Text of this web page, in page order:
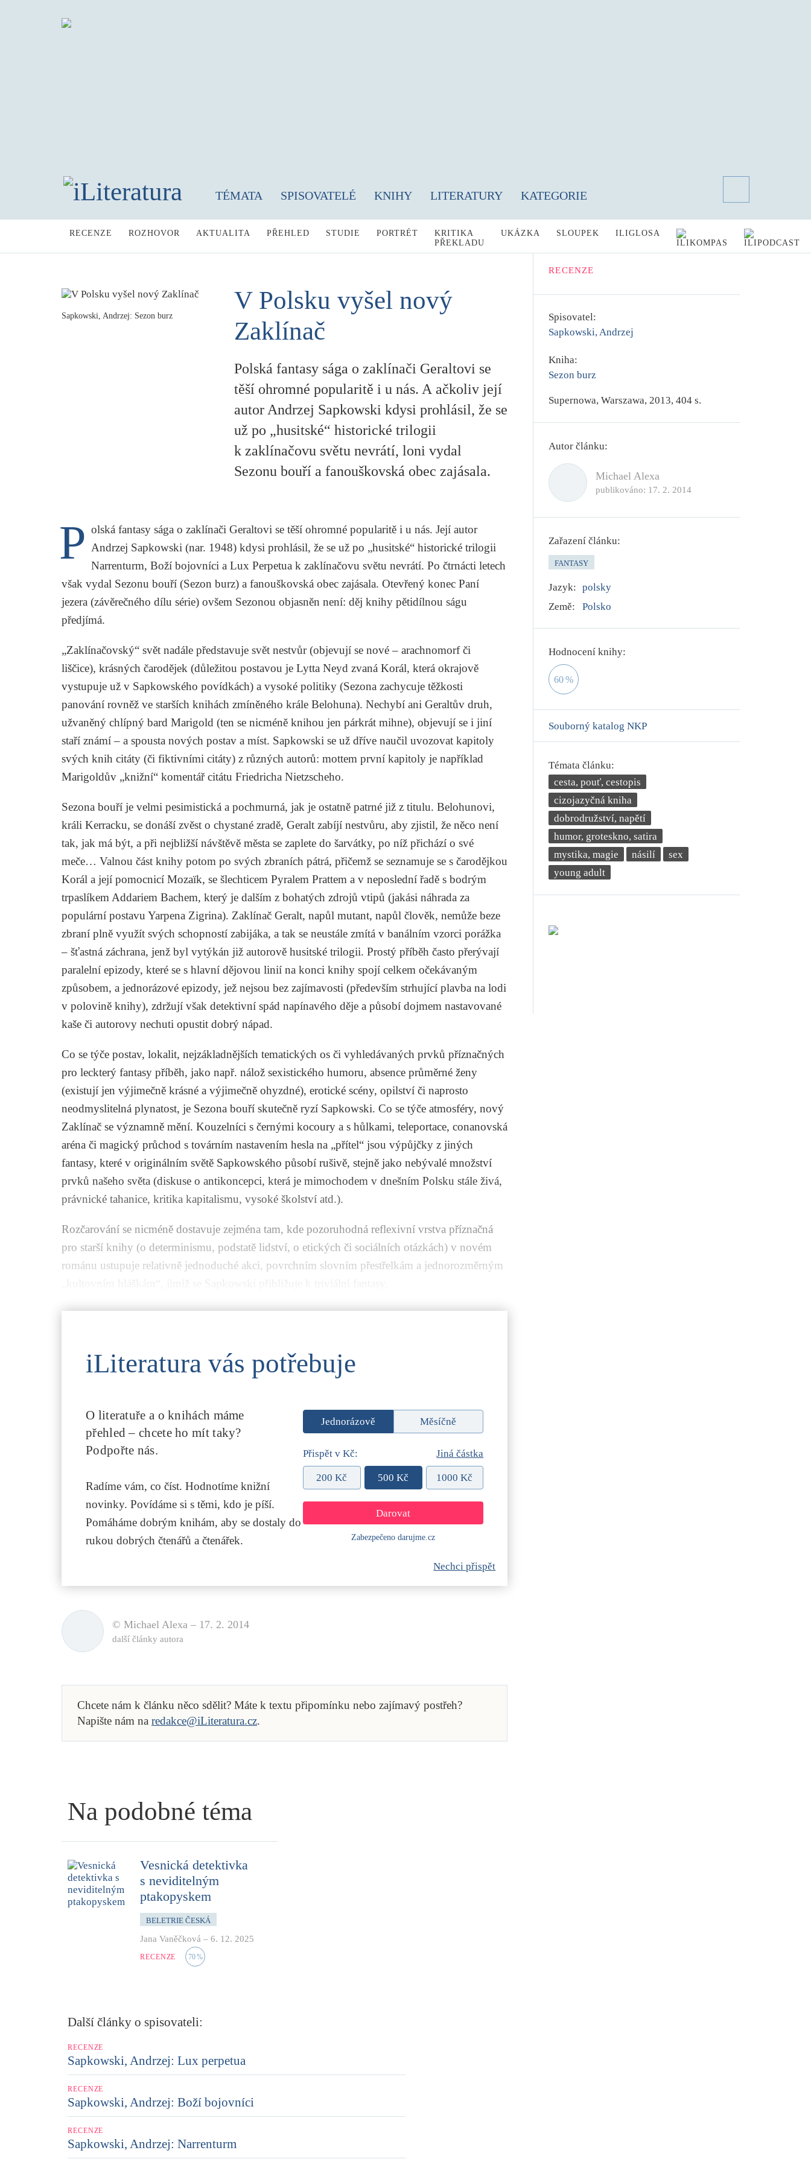
TÉMATA SPISOVATELÉ KNIHY LITERATURY KATEGORIE
RECENZE ROZHOVOR AKTUALITA PŘEHLED STUDIE PORTRÉT
KRITIKA
PŘEKLADU
UKÁZKA SLOUPEK ILIGLOSA
Sapkowski, Andrzej: Sezon burz
V Polsku vyšel nový
Zaklínač
Polská fantasy sága o zaklínači Geraltovi se
těší ohromné popularitě i u nás. A ačkoliv její
autor Andrzej Sapkowski kdysi prohlásil, že se
už po „husitské“ historické trilogii
k zaklínačovu světu nevrátí, loni vydal
Sezonu bouří a fanouškovská obec zajásala.
P olská fantasy sága o zaklínači Geraltovi se těší ohromné popularitě i u nás. Její autor
Andrzej Sapkowski (nar. 1948) kdysi prohlásil, že se už po „husitské“ historické trilogii
Narrenturm, Boží bojovníci a Lux Perpetua k zaklínačovu světu nevrátí. Po čtrnácti letech
však vydal Sezonu bouří (Sezon burz) a fanouškovská obec zajásala. Otevřený konec Paní
jezera (závěrečného dílu série) ovšem Sezonou objasněn není: děj knihy pětidílnou ságu
předjímá.
„Zaklínačovský“ svět nadále představuje svět nestvůr (objevují se nové – arachnomorf či
liščice), krásných čarodějek (důležitou postavou je Lytta Neyd zvaná Korál, která okrajově
vystupuje už v Sapkowského povídkách) a vysoké politiky (Sezona zachycuje těžkosti
panování rovněž ve starších knihách zmíněného krále Belohuna). Nechybí ani Geraltův druh,
užvaněný chlípný bard Marigold (ten se nicméně knihou jen párkrát mihne), objevují se i jiní
staří známí – a spousta nových postav a míst. Sapkowski se už dříve naučil uvozovat kapitoly
svých knih citáty (či fiktivními citáty) z různých autorů: mottem první kapitoly je například
Marigoldův „knižní“ komentář citátu Friedricha Nietzscheho.
Sezona bouří je velmi pesimistická a pochmurná, jak je ostatně patrné již z titulu. Belohunovi,
králi Kerracku, se donáší zvěst o chystané zradě, Geralt zabíjí nestvůru, aby zjistil, že něco není
tak, jak má být, a při nejbližší návštěvě města se zaplete do šarvátky, po níž přichází o své
meče… Valnou část knihy potom po svých zbraních pátrá, přičemž se seznamuje se s čarodějkou
Korál a její pomocnicí Mozaïk, se šlechticem Pyralem Prattem a v neposlední řadě s bodrým
trpaslíkem Addariem Bachem, který je dalším z bohatých zdrojů vtipů (jakási náhrada za
populární postavu Yarpena Zigrina). Zaklínač Geralt, napůl mutant, napůl člověk, nemůže beze
zbraní plně využít svých schopností zabijáka, a tak se neustále zmítá v banálním vzorci porážka
– šťastná záchrana, jenž byl vytýkán již autorově husitské trilogii. Prostý příběh často přerývají
paralelní epizody, které se s hlavní dějovou linií na konci knihy spojí celkem očekávaným
způsobem, a jednorázové epizody, jež nejsou bez zajímavosti (především strhující plavba na lodi
v polovině knihy), zdržují však detektivní spád napínavého děje a působí dojmem nastavované
kaše či autorovy nechuti opustit dobrý nápad.
Co se týče postav, lokalit, nejzákladnějších tematických os či vyhledávaných prvků příznačných
pro leckterý fantasy příběh, jako např. nálož sexistického humoru, absence průměrné ženy
(existují jen výjimečně krásné a výjimečně ohyzdné), erotické scény, opilství či naprosto
neodmyslitelná plynatost, je Sezona bouří skutečně ryzí Sapkowski. Co se týče atmosféry, nový
Zaklínač se významně mění. Kouzelníci s černými kocoury a s hůlkami, teleportace, conanovská
aréna či magický průchod s továrním nastavením hesla na „přítel“ jsou výpůjčky z jiných
fantasy, které v originálním světě Sapkowského působí rušivě, stejně jako nebývalé množství
prvků našeho světa (diskuse o antikoncepci, která je mimochodem v dnešním Polsku stále živá,
právnické tahanice, kritika kapitalismu, vysoké školství atd.).
Rozčarování se nicméně dostavuje zejména tam, kde pozoruhodná reflexivní vrstva příznačná
pro starší knihy (o determinismu, podstatě lidství, o etických či sociálních otázkách) v novém
románu ustupuje relativně jednoduché akci, povrchním slovním přestřelkám a jednorozměrným
iLiteratura vás potřebuje
O literatuře a o knihách máme
přehled – chcete ho mít taky?
Podpořte nás.
Radíme vám, co číst. Hodnotíme knižní
novinky. Povídáme si s těmi, kdo je píší.
Pomáháme dobrým knihám, aby se dostaly do
rukou dobrých čtenářů a čtenářek.
Jednorázově Měsíčně
Přispět v Kč: Jiná částka
200 Kč 500 Kč 1000 Kč
Zabezpečeno darujme.cz
Nechci přispět
© Michael Alexa – 17. 2. 2014
další články autora
Chcete nám k článku něco sdělit? Máte k textu připomínku nebo zajímavý postřeh?
Napište nám na redakce@iLiteratura.cz.
RECENZE
Spisovatel:
Sapkowski, Andrzej
Kniha:
Sezon burz
Supernowa, Warszawa, 2013, 404 s.
Autor článku:
Michael Alexa
publikováno: 17. 2. 2014
Zařazení článku:
FANTASY
Jazyk: polsky
Země:
Polsko
Hodnocení knihy:
60 %
Souborný katalog NKP
Témata článku:
cesta, pouť, cestopis
cizojazyčná kniha
dobrodružství, napětí
humor, groteskno, satira
mystika, magie
násilí
sex
young adult
Na podobné téma
Vesnická detektivka
s neviditelným
ptakopyskem
BELETRIE ČESKÁ
Jana Vaněčková – 6. 12. 2025
RECENZE 70%
Další články o spisovateli:
RECENZE
Sapkowski, Andrzej: Lux perpetua
RECENZE
Sapkowski, Andrzej: Boží bojovníci
RECENZE
Sapkowski, Andrzej: Narrenturm